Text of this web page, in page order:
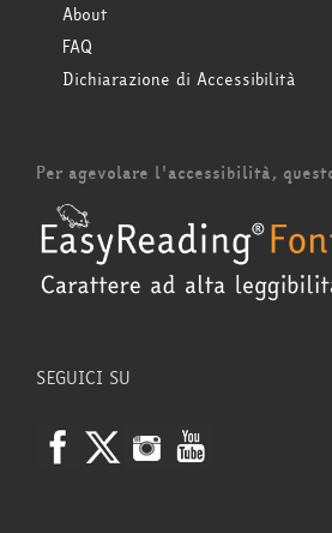
About
FAQ
Dichiarazione di Accessibilità
Per agevolare l'accessibilità,
SEGUICI SU